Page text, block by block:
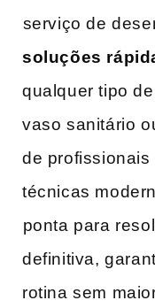
⁤serviço de
soluções
qualquer tipo
vaso sanitário‍
de
técnicas
⁣ponta para
definitiva,
rotina sem